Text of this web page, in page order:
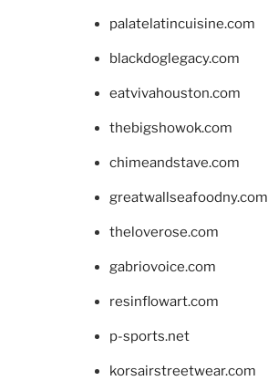
palatelatincuisine.com
blackdoglegacy.com
eatvivahouston.com
thebigshowok.com
chimeandstave.com
greatwallseafoodny.com
theloverose.com
gabriovoice.com
resinflowart.com
p-sports.net
korsairstreetwear.com